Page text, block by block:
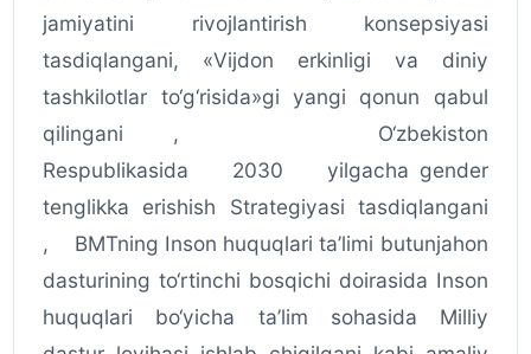
jamiyatini rivojlantirish konsepsiyasi
tasdiqlangani, «Vijdon erkinligi va diniy
tashkilotlar to‘g‘risida»gi yangi qonun qabul
qilingani , O‘zbekiston
Respublikasida 2030 yilgacha gender
tenglikka erishish Strategiyasi tasdiqlangani
, BMTning Inson huquqlari ta’limi butunjahon
dasturining to‘rtinchi bosqichi doirasida Inson
huquqlari bo‘yicha ta’lim sohasida Milliy